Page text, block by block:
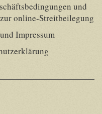
und
online-Streitbeilegung
Impressum